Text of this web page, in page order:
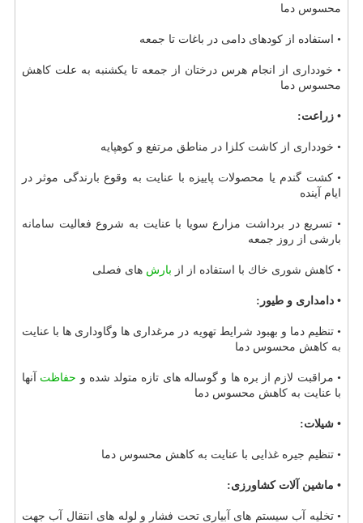
محسوس دما
• استفاده از كودهای دامی در باغات تا جمعه
• خودداری از انجام هرس درختان از جمعه تا یكشنبه به علت كاهش
محسوس دما
• زراعت:
• خودداری از كاشت كلزا در مناطق مرتفع و كوهپایه
• كشت گندم یا محصولات پاییزه با عنایت به وقوع بارندگی موثر در
ایام آینده
• تسریع در برداشت مزارع سویا با عنایت به شروع فعالیت سامانه
بارشی از روز جمعه
• كاهش شوری خاك با استفاده از از بارش های فصلی
• دامداری و طیور:
• تنظیم دما و بهبود شرایط تهویه در مرغداری ها وگاوداری ها با عنایت
به كاهش محسوس دما
• مراقبت لازم از بره ها و گوساله های تازه متولد شده و حفاظت آنها
با عنایت به كاهش محسوس دما
• شیلات:
• تنظیم جیره غذایی با عنایت به كاهش محسوس دما
• ماشین آلات كشاورزی:
• تخلیه آب سیستم های آبیاری تحت فشار و لوله های انتقال آب جهت